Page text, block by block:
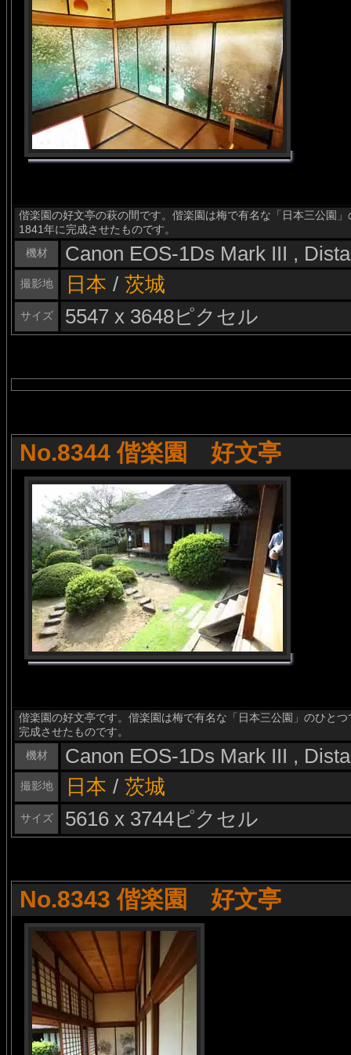
偕楽園の好文亭の萩の間です。偕楽園は梅で有名な「日本三公園
1841年に完成させたものです。
機材
Canon EOS-1Ds Mark III ,
撮影地 日本 / 茨城
サイズ 5547 x 3648ピクセル
No.8344 偕楽園 好文亭
偕楽園の好文亭です。偕楽園は梅で有名な「日本三公園」のひと
完成させたものです。
機材
Canon EOS-1Ds Mark III ,
撮影地 日本 / 茨城
サイズ 5616 x 3744ピクセル
No.8343 偕楽園 好文亭